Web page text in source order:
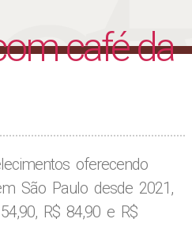
café da
oferecendo
São Paulo desde 2021,
R$ 84,90 e R$